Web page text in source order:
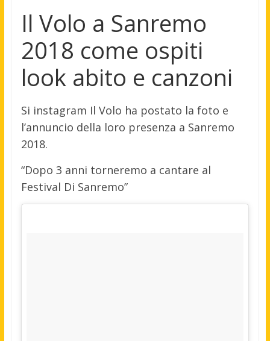
Il Volo a Sanremo
2018 come ospiti
look abito e canzoni
Si instagram Il Volo ha postato la foto e
l’annuncio della loro presenza a Sanremo
2018.
“Dopo 3 anni torneremo a cantare al
Festival Di Sanremo”